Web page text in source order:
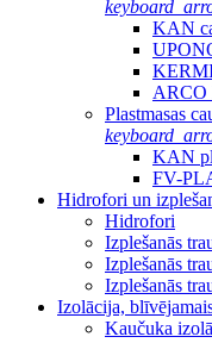
KAN
KERMI
ARCO
Plastmasas
KAN
FV-
Hidrofori un
Hidrofori
Izplešanās
Izplešanās
Izplešanās
Izolācija,
Kaučuka